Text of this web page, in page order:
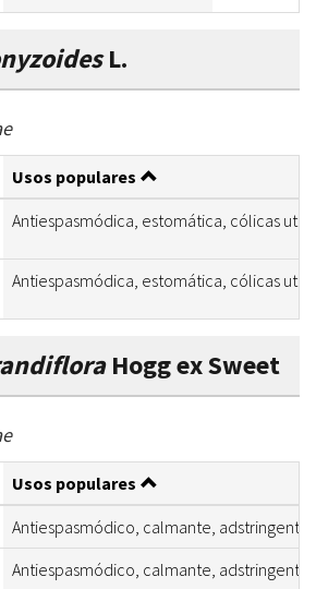
L.
Usos populares
Antiespasmódica, estomática, cólicas
Antiespasmódica, estomática, cólicas
Hogg ex Sweet
Usos populares
Antiespasmódico, calmante, adstringente
Antiespasmódico, calmante, adstringente